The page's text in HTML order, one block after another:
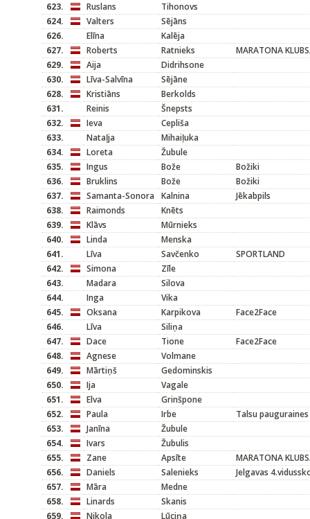
623.
Ruslans
Tihonovs
624.
Valters
Sējāns
626.
Elīna
Kalēja
627.
Roberts Ratnieks
MARATONA
629.
Aija
Didrihsone
630.
Līva-Salvīna
Sējāne
628.
Kristiāns
Berkolds
631.
Reinis
Šnepsts
632.
Ieva
Cepliša
633.
Nataļja
Mihaiļuka
634.
Loreta
Žubule
635.
Ingus Bože
Božiki
636.
Bruklins Bože
Božiki
637.
Samanta-Sonora Kalnina
Jēkabpils
638.
Raimonds
Knēts
639.
Klāvs
Mūrnieks
640.
Linda
Menska
641.
Līva Savčenko
SPORTLAND
642.
Simona
Zīle
643.
Madara
Silova
644.
Inga
Vika
645.
Oksana Karpikova
Face2Face
646.
Līva
Siliņa
647.
Dace Tione
Face2Face
648.
Agnese
Volmane
649.
Mārtiņš
Gedominskis
650.
Ija
Vagale
651.
Elva
Grinšpone
652.
Paula Irbe
Talsu
653.
Janīna
Žubule
654.
Ivars
Žubulis
655.
Zane Apsīte
MARATONA
656.
Daniels Salenieks
Jelgavas
657.
Māra
Medne
658.
Linards
Skanis
659.
Nikola Lūciņa